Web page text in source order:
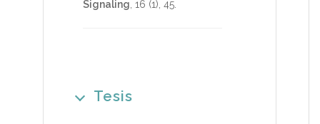
Signaling 16 (1), 45
Tesis